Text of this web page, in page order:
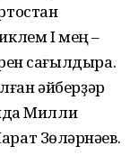
I мең –
сағылдыра.
әйберҙәр
Милли
Зөлҡәрнәев.